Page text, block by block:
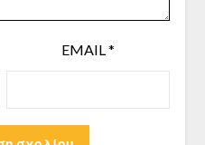
EMAIL*